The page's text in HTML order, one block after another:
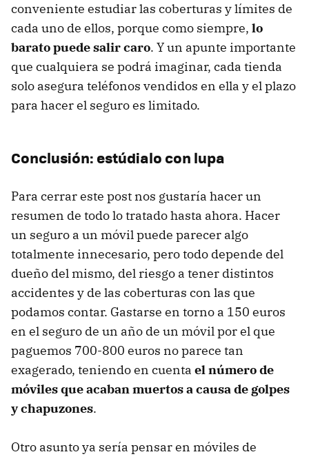
conveniente estudiar las coberturas y límites de
cada uno de ellos, porque como siempre, lo
barato puede salir caro. Y un apunte importante
que cualquiera se podrá imaginar, cada tienda
solo asegura teléfonos vendidos en ella y el plazo
para hacer el seguro es limitado.
Conclusión: estúdialo con lupa
Para cerrar este post nos gustaría hacer un
resumen de todo lo tratado hasta ahora. Hacer
un seguro a un móvil puede parecer algo
totalmente innecesario, pero todo depende del
dueño del mismo, del riesgo a tener distintos
accidentes y de las coberturas con las que
podamos contar. Gastarse en torno a 150 euros
en el seguro de un año de un móvil por el que
paguemos 700-800 euros no parece tan
exagerado, teniendo en cuenta el número de
móviles que acaban muertos a causa de golpes
y chapuzones.
Otro asunto ya sería pensar en móviles de